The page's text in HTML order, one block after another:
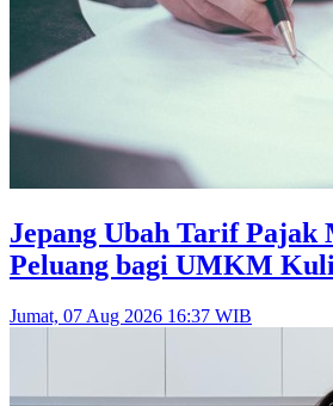
Jepang Ubah Tarif Pajak
Peluang bagi UMKM
Jumat, 07 Aug 2026 16:37 WIB